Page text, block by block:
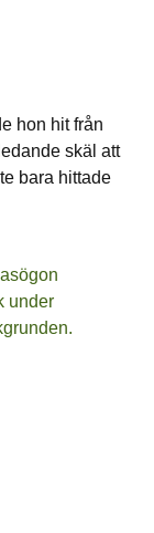
hon hit från
skäl att
bara hittade